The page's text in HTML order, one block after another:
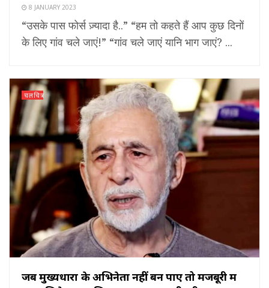
8 JANUARY 2023
“उसके पास फोर्स ज़्यादा है..” “हम तो कहते हैं आप कुछ दिनों
के लिए गांव चले जाएं!” “गांव चले जाएं यानि भाग जाएं? ...
चलचित्र
जब मुख्यधारा के अभिनेता नहीं बन पाए तो मजबूरी में